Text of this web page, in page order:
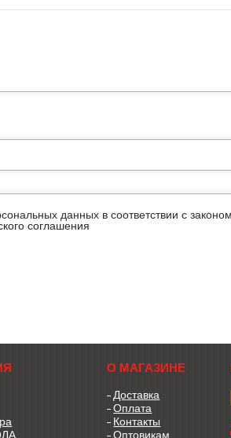
данных в соответствии с
соглашения
О МАГАЗИНЕ
Доставка
Оплата
Контакты
Оптовикам